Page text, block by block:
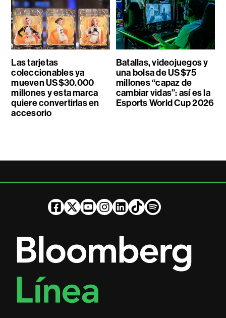
Las tarjetas
coleccionables ya
mueven US$30.000
millones y esta marca
quiere convertirlas en
accesorio
Batallas, videojuegos y
una bolsa de US$75
millones “capaz de
cambiar vidas”: así es la
Esports World Cup 2026